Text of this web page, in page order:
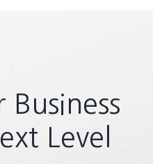
Business
Level